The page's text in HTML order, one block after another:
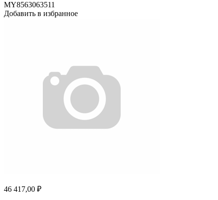
MY8563063511
Добавить в избранное
46 417,00 ₽